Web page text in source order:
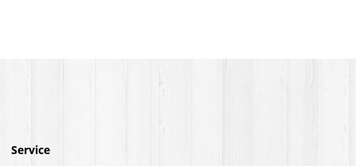
Service